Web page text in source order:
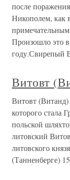
после
Никополем, как
примечательным
Произошло это в
году.Свирепый
Витовт
Витовт
которого стала
польской
литовский
литовского
(Танненберге)